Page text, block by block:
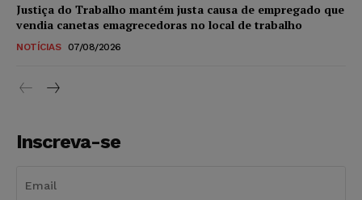
Justiça do Trabalho mantém justa causa de empregado que
vendia canetas emagrecedoras no local de trabalho
NOTÍCIAS 07/08/2026
Inscreva-se